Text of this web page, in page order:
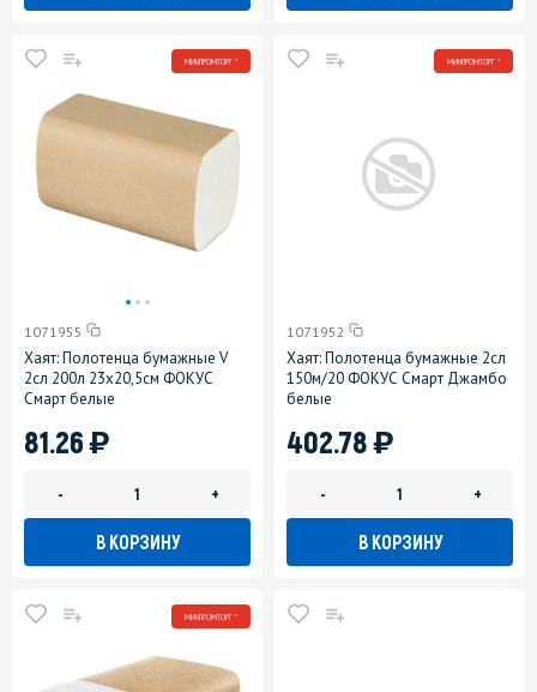
МИНПРОМТОРГ *
1071955
Хаят: Полотенца бумажные V
2сл 200л 23х20,5см ФОКУС
Смарт белые
81.26)
- +
В КОРЗИНУ
МИНПРОМТОРГ *
1071952
Хаят: Полотенца бумажные 2сл
150м/20 ФОКУС Смарт Джамбо
белые
402.78)
- +
В КОРЗИНУ
МИНПРОМТОРГ *